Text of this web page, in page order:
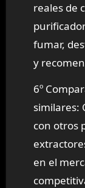
reales de
fumar,
y
6º
similares:
con otros
en el